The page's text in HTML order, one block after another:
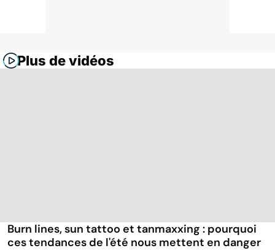
Plus de vidéos
Burn lines, sun tattoo et tanmaxxing : pourquoi
ces tendances de l'été nous mettent en danger